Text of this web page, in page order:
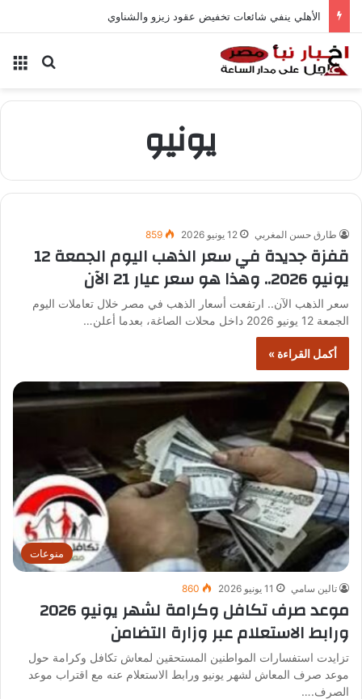
الأهلي ينفي شائعات تخفيض عقود زيزو والشناوي
بحث
يونيو
طارق حسن المغربي 12 يونيو 2026 859
قفزة جديدة في سعر الذهب اليوم الجمعة 12
يونيو 2026.. وهذا هو سعر عيار 21 الآن
سعر الذهب الآن.. ارتفعت أسعار الذهب في مصر خلال تعاملات اليوم
الجمعة 12 يونيو 2026 داخل محلات الصاغة، بعدما أعلن…
أكمل القراءة »
منوعات
تالين سامي 11 يونيو 2026 860
موعد صرف تكافل وكرامة لشهر يونيو 2026
ورابط الاستعلام عبر وزارة التضامن
تزايدت استفسارات المواطنين المستحقين لمعاش تكافل وكرامة حول
موعد صرف المعاش لشهر يونيو ورابط الاستعلام عنه مع اقتراب موعد
الصرف.…